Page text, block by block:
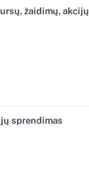
žaidimų, akcijų
sprendimas